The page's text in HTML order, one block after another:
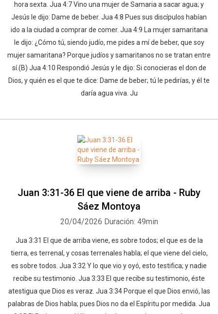
hora sexta. Jua 4:7 Vino una mujer de Samaria a sacar agua; y
Jesús le dijo: Dame de beber. Jua 4:8 Pues sus discípulos habían
ido a la ciudad a comprar de comer. Jua 4:9 La mujer samaritana
le dijo: ¿Cómo tú, siendo judío, me pides a mí de beber, que soy
mujer samaritana? Porque judíos y samaritanos no se tratan entre
sí.(B) Jua 4:10 Respondió Jesús y le dijo: Si conocieras el don de
Dios, y quién es el que te dice: Dame de beber; tú le pedirías, y él te
daría agua viva. Ju
Juan 3:31-36 El que viene de arriba - Ruby
Sáez Montoya
20/04/2026 Duración: 49min
Jua 3:31 El que de arriba viene, es sobre todos; el que es de la
tierra, es terrenal, y cosas terrenales habla; el que viene del cielo,
es sobre todos. Jua 3:32 Y lo que vio y oyó, esto testifica; y nadie
recibe su testimonio. Jua 3:33 El que recibe su testimonio, éste
atestigua que Dios es veraz. Jua 3:34 Porque el que Dios envió, las
palabras de Dios habla; pues Dios no da el Espíritu por medida. Jua